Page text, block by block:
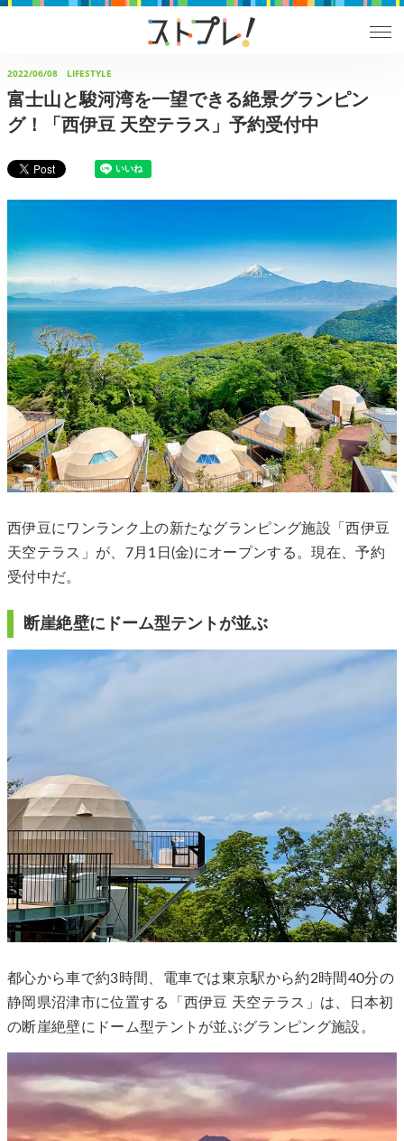
2022/06/08 LIFESTYLE
富士山と駿河湾を一望できる絶景グランピン
グ！「西伊豆 天空テラス」予約受付中
西伊豆にワンランク上の新たなグランピング施設「西伊豆
天空テラス」が、7月1日(金)にオープンする。現在、予約
受付中だ。
断崖絶壁にドーム型テントが並ぶ
都心から車で約3時間、電車では東京駅から約2時間40分の
静岡県沼津市に位置する「西伊豆 天空テラス」は、日本初
の断崖絶壁にドーム型テントが並ぶグランピング施設。